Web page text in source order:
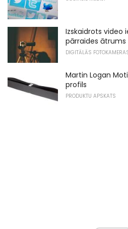
Izskaidrots video
pārraides ātrums
DIGITĀLĀS
Martin Logan
profils
PRODUKTU APSKATS